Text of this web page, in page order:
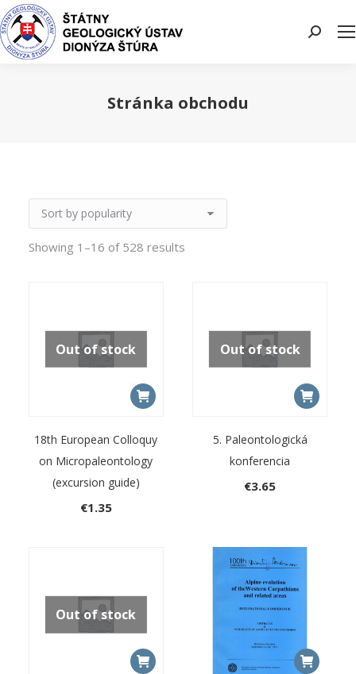
Search:
Stránka obchodu
Showing 1–16 of 528 results
Out of stock
18th European Colloquy
on Micropaleontology
(excursion guide)
€1.35
Out of stock
5. Paleontologická
konferencia
€3.65
Out of stock